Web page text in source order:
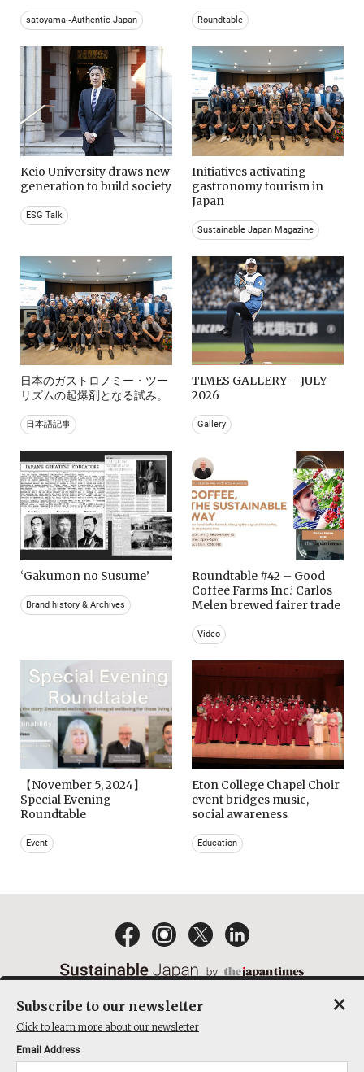
satoyama~Authentic Japan Roundtable
Keio University draws new
generation to build society
ESG Talk
Initiatives activating
gastronomy tourism in
Japan
Sustainable Japan Magazine
日本のガストロノミー・ツー
リズムの起爆剤となる試み。
日本語記事
TIMES GALLERY – JULY
2026
Gallery
‘Gakumon no Susume’
Brand history & Archives
Roundtable #42 – Good
Coffee Farms Inc.’ Carlos
Melen brewed fairer trade
Video
【November 5, 2024】
Special Evening
Roundtable
Event
Eton College Chapel Choir
event bridges music,
social awareness
Education
ACT ON SPECIFIED COMMERCIAL TRANSACTIONS
COMPANY
Subscribe to our newsletter
Click to learn more about our newsletter
Email Address
×